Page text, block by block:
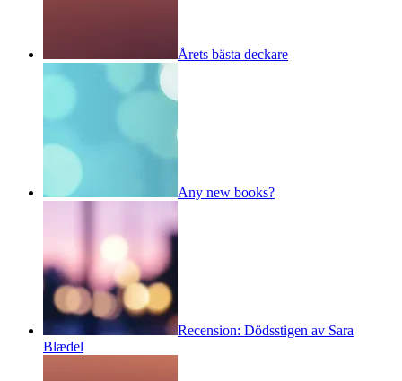
Årets bästa deckare
Any new books?
Recension: Dödsstigen av Sara
Blædel